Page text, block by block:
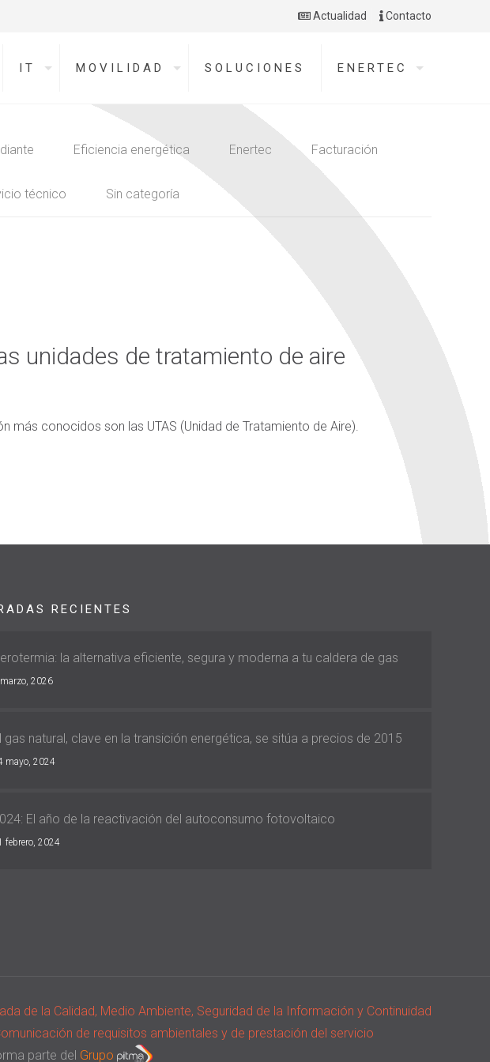
Actualidad Contacto
IT MOVILIDAD SOLUCIONES ENERTEC
Eficiencia energética Enertec Facturación
técnico Sin categoría
unidades de tratamiento de aire
más conocidos son las UTAS (Unidad de Tratamiento de Aire).
RECIENTES
la alternativa eficiente, segura y moderna a tu caldera de gas
2026
gas natural, clave en la transición energética, se sitúa a precios de 2015
mayo, 2024
El año de la reactivación del autoconsumo fotovoltaico
febrero, 2024
de la Calidad, Medio Ambiente, Seguridad de la Información y Continuidad
de requisitos ambientales y de prestación del servicio
parte del Grupo